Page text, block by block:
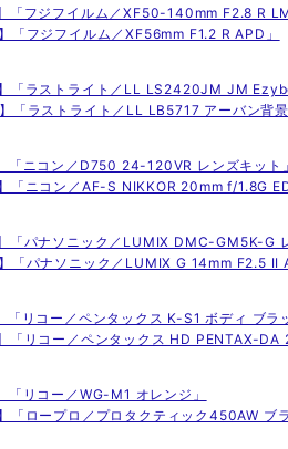
「フジフイルム／XF50-140mm F2.8 R
「フジフイルム／XF56mm F1.2 R APD」
「ラストライト／LL LS2420JM JM
「ラストライト／LL LB5717 アーバン背
「ニコン／D750 24-120VR レンズキット」
「ニコン／AF-S NIKKOR 20mm f/1.8G ED
「パナソニック／LUMIX DMC-GM5K-G
】「パナソニック／LUMIX G 14mm F2.5
「リコー／ペンタックス K-S1 ボディ ブラ
】「リコー／ペンタックス HD PENTAX-
「リコー／WG-M1 オレンジ」
「ロープロ／プロタクティック450AW ブラ